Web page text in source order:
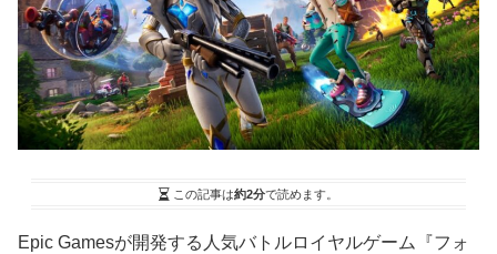
この記事は約2分で読めます。
Epic Gamesが開発する人気バトルロイヤルゲーム『フォ